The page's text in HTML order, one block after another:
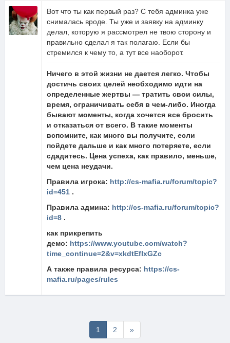
Вот что ты как первый раз? С тебя админка уже
снималась вроде. Ты уже и заявку на админку
делал, которую я рассмотрел не твою сторону и
правильно сделал я так полагаю. Если бы
стремился к чему то, а тут все наоборот.
Ничего в этой жизни не дается легко. Чтобы
достичь своих целей необходимо идти на
определенные жертвы — тратить свои силы,
время, ограничивать себя в чем-либо. Иногда
бывают моменты, когда хочется все бросить
и отказаться от всего. В такие моменты
вспомните, как много вы получите, если
пойдете дальше и как много потеряете, если
сдадитесь. Цена успеха, как правило, меньше,
чем цена неудачи.
Правила игрока: http://cs-mafia.ru/forum/topic?
id=451 .
Правила админа: http://cs-mafia.ru/forum/topic?
id=8 .
как прикрепить
демо: https://www.youtube.com/watch?
time_continue=2&v=xkdtEfIxGZc
А также правила ресурса: https://cs-
mafia.ru/pages/rules
1 2 »Последняя